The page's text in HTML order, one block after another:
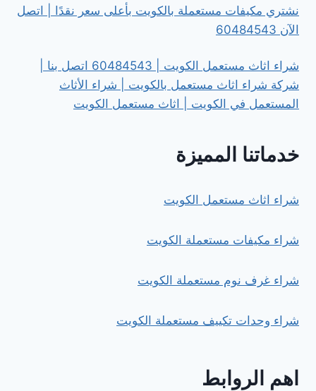
نشتري مكيفات مستعملة بالكويت بأعلى سعر نقدًا | اتصل
الآن 60484543
شراء اثاث مستعمل الكويت | 60484543 اتصل بنا |
شركة شراء اثاث مستعمل بالكويت | شراء الأثاث
المستعمل في الكويت | اثاث مستعمل الكويت
خدماتنا المميزة
شراء اثاث مستعمل الكويت
شراء مكيفات مستعملة الكويت
شراء غرف نوم مستعملة الكويت
شراء وحدات تكييف مستعملة الكويت
اهم الروابط